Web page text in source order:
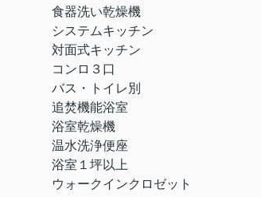
食器洗い乾燥機
システムキッチン
対面式キッチン
コンロ３口
バス・トイレ別
追焚機能浴室
浴室乾燥機
温水洗浄便座
浴室１坪以上
ウォークインクロゼット